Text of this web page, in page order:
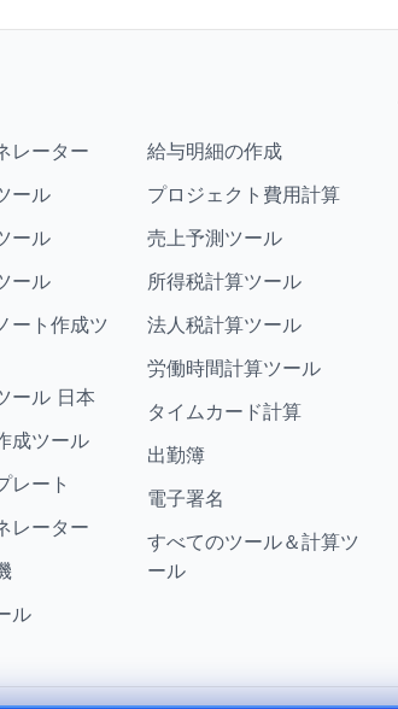
レーター
ール
ール
ール
ート作成ツ
ール 日本
成ツール
レート
レーター
ル
給与明細の作成
プロジェクト費用計算
売上予測ツール
所得税計算ツール
法人税計算ツール
労働時間計算ツール
タイムカード計算
出勤簿
電子署名
すべてのツール＆計算ツ
ール